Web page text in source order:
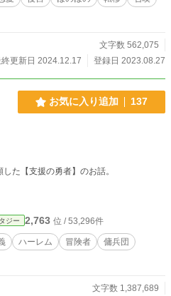
》 《続・拾ったものは大
第・・・街に愛された殺し屋達に会いたいのならBar Hopeへようこそ》
文字数 562,075
更新日 2024.12.17
登録日 2023.08.27
お気に入り追加 137
た【支援の勇者】のお話。
ジー 2,763 位 / 53,296件
ハーレム 冒険者
傭兵団
文字数 1,387,689